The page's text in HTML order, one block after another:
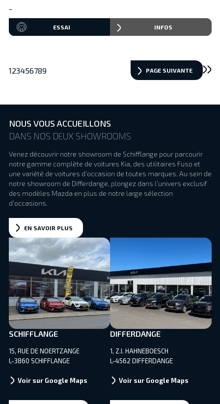
-
ESSAI INFOS
123456789 PAGE SUIVANTE
SCHIFFLANGE
15, RUE DE NOERTZANGE
L-3860 SCHIFFLANGE
Voir sur Google Maps
DIFFERDANGE
1, Z.I. HAHNEBOESCH
L-4562 DIFFERDANGE
Voir sur Google Maps
NOUS VOUS ACCUEILLONS
DANS NOS DEUX SHOWROOMS
Venez découvrir notre showroom de Schifflange pour parcourir
notre gamme complète de voitures Kia, des utilitaires Fuso et
une variété de voitures d’occasion de toutes marques. Au sein de
notre showroom de Differdange, plongez dans l’univers exclusif
des modèles Mazda en plus de notre large sélection
d’occasions.
EN SAVOIR PLUS